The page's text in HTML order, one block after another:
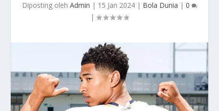
Diposting oleh Admin | 15 Jan 2024| Bola Dunia | 0
|